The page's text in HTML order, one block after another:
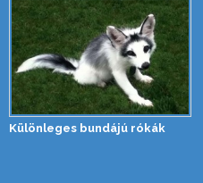
Különleges bundájú rókák